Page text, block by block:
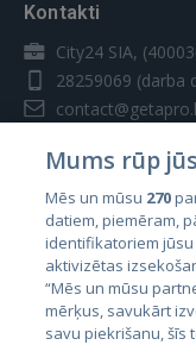
Kontakti
City24 SIA,
28259069 (darba
Valstis
Igaunija
Latvija
Mums rūp
Mēs un mūsu 270
datiem, piemēram,
identifikatoriem jūsu
aktivizētas
“Mēs un mūsu
mērķus, savukārt
savu piekrišanu, šīs